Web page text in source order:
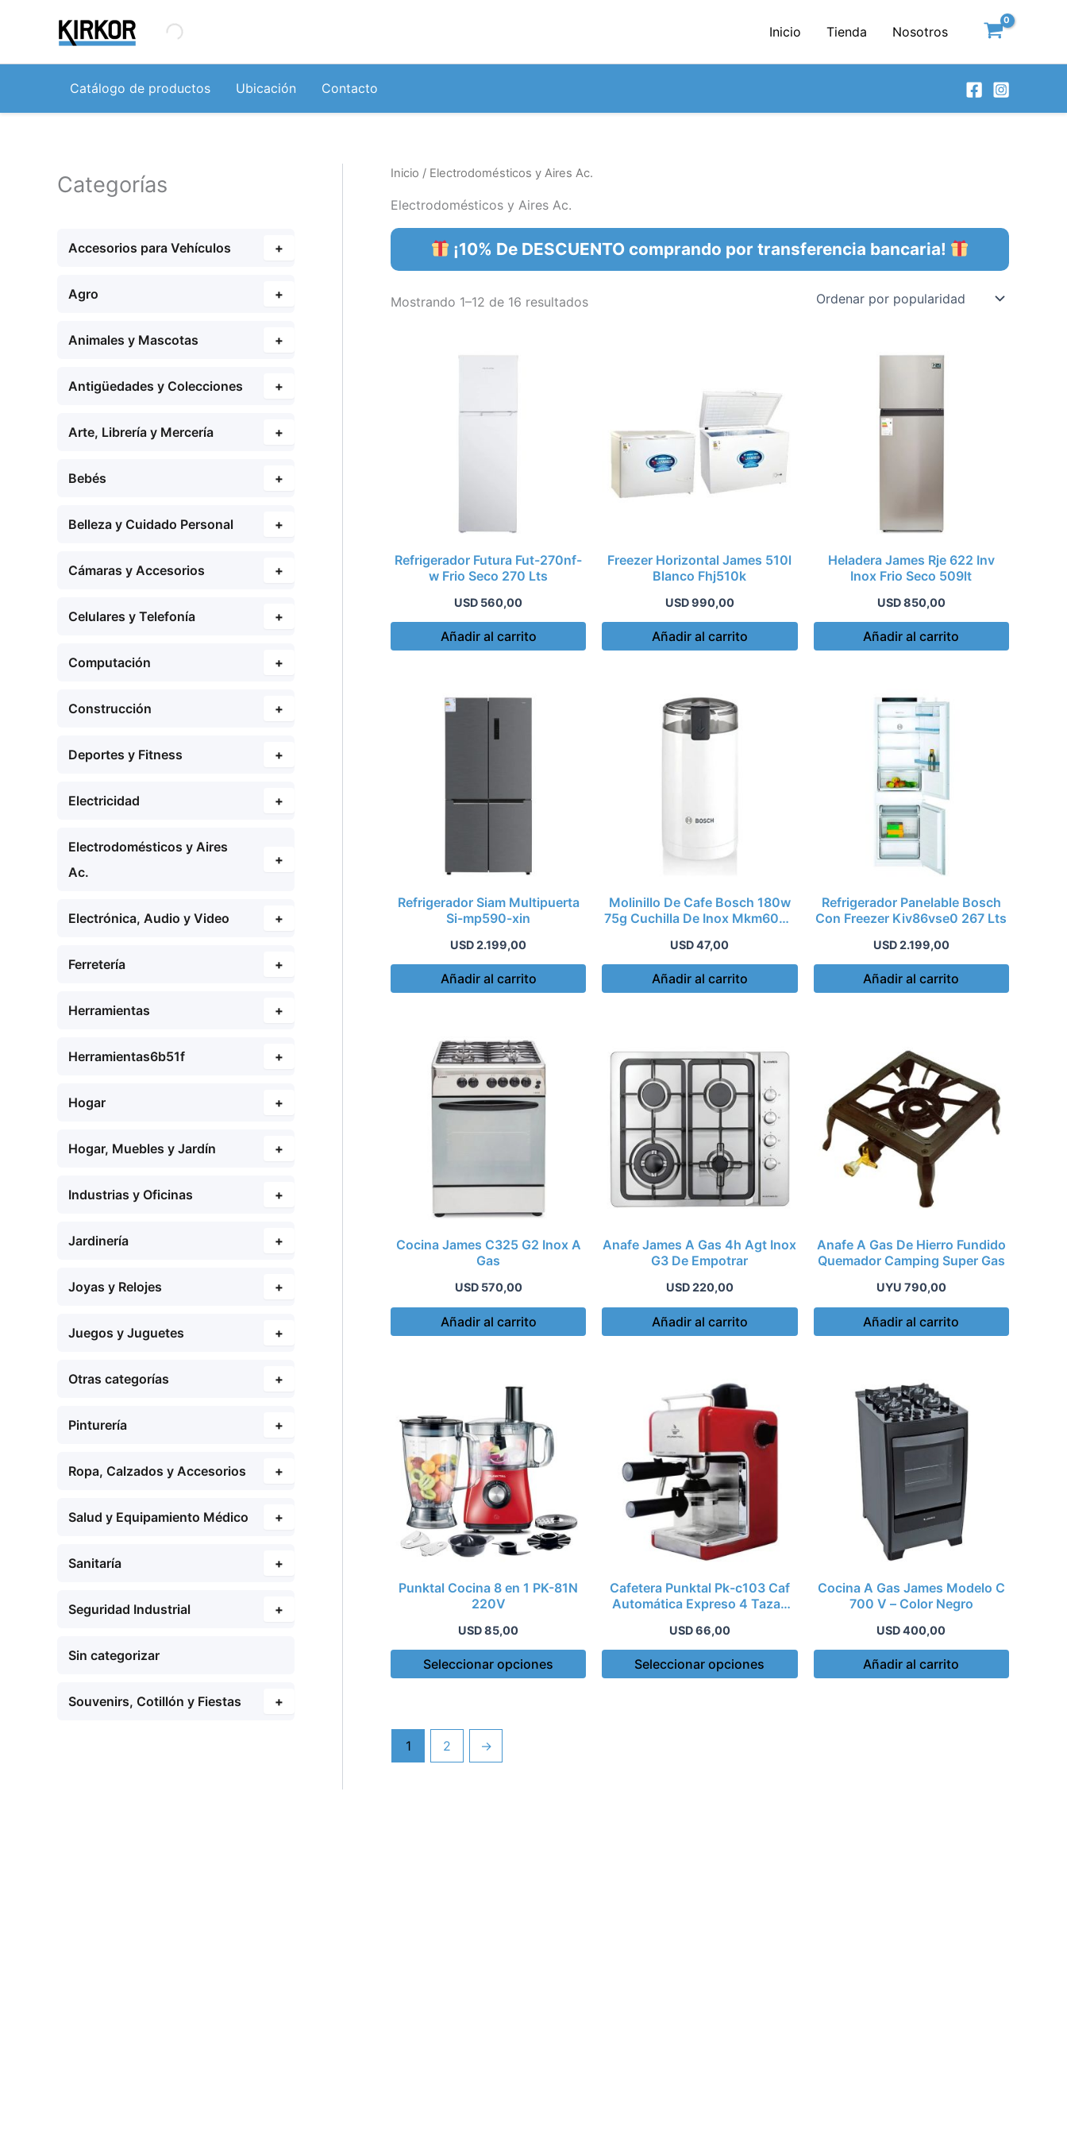
contenido
Inicio Tienda Nosotros
Catálogo de productos Ubicación Contacto
Categorías
Accesorios para Vehículos +
Agro +
Animales y Mascotas +
Antigüedades y Colecciones +
Arte, Librería y Mercería +
Bebés +
Belleza y Cuidado Personal +
Cámaras y Accesorios +
Celulares y Telefonía +
Computación +
Construcción +
Deportes y Fitness +
Electricidad +
Electrodomésticos y Aires
Ac.
+
Electrónica, Audio y Video +
Ferretería +
Herramientas +
Herramientas6b51f +
Hogar +
Hogar, Muebles y Jardín +
Industrias y Oficinas +
Jardinería +
Joyas y Relojes +
Juegos y Juguetes +
Otras categorías +
Pinturería +
Ropa, Calzados y Accesorios +
Salud y Equipamiento Médico +
Sanitaría +
Seguridad Industrial +
Sin categorizar
Souvenirs, Cotillón y Fiestas +
Inicio / Electrodomésticos y Aires Ac.
Electrodomésticos y Aires Ac.
¡10% De DESCUENTO comprando por transferencia bancaria!
Mostrando 1–12 de 16 resultados
Refrigerador Futura Fut-270nf-
w Frio Seco 270 Lts
USD 560,00
Añadir al carrito
Freezer Horizontal James 510l
Blanco Fhj510k
USD990,00
Añadir al carrito
Heladera James Rje 622 Inv
Inox Frio Seco 509lt
USD850,00
Añadir al carrito
Refrigerador Siam Multipuerta
Si-mp590-xin
USD2.199,00
Añadir al carrito
Molinillo De Cafe Bosch 180w
75g Cuchilla De Inox Mkm6003
USD47,00
Añadir al carrito
Refrigerador Panelable Bosch
Con Freezer Kiv86vse0 267 Lts
USD2.199,00
Añadir al carrito
Cocina James C325 G2 Inox A
Gas
USD570,00
Añadir al carrito
Anafe James A Gas 4h Agt Inox
G3 De Empotrar
USD220,00
Añadir al carrito
Anafe A Gas De Hierro Fundido
Quemador Camping Super Gas
UYU 790,00
Añadir al carrito
Punktal Cocina 8 en 1 PK-81N
220V
USD85,00
Seleccionar opciones
variantes.
opciones
de
producto
Cafetera Punktal Pk-c103 Caf
Automática Expreso 4 Tazas
USD66,00
Seleccionar opciones
de
producto
Cocina A Gas James Modelo C
700 V – Color Negro
USD400,00
Añadir al carrito
1 2 →